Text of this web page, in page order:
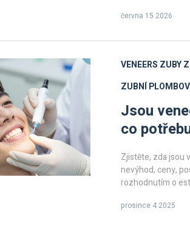
června 15 2026
VENEERS ZUBY
ZUBNÍ
Jsou
co
Zjistěte, zda jsou
nevýhod, ceny,
rozhodnutím o
prosince 4 2025